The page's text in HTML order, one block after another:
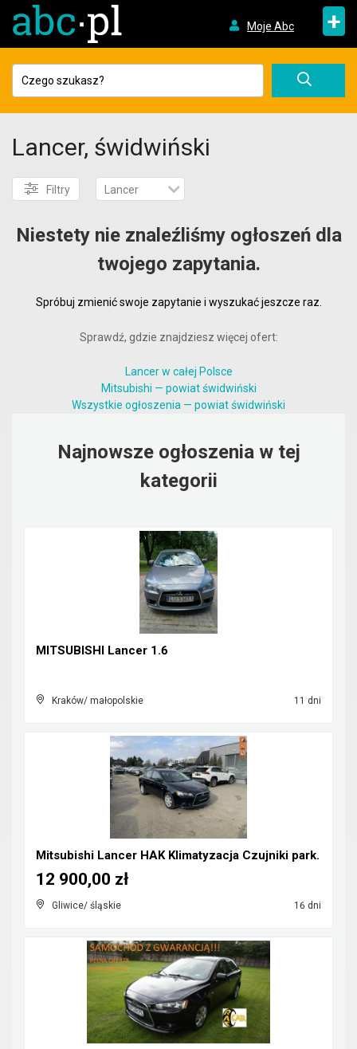
Moje Abc +
Lancer, świdwiński
Filtry Lancer
Niestety nie znaleźliśmy ogłoszeń dla
twojego zapytania.
Spróbuj zmienić swoje zapytanie i wyszukać jeszcze raz.
Sprawdź, gdzie znajdziesz więcej ofert:
Lancer w całej Polsce
Mitsubishi — powiat świdwiński
Wszystkie ogłoszenia — powiat świdwiński
Najnowsze ogłoszenia w tej
kategorii
MITSUBISHI Lancer 1.6
Kraków/ małopolskie 11 dni
Mitsubishi Lancer HAK Klimatyzacja Czujniki park.
Gliwice/ śląskie 16 dni
12 900,00 zł